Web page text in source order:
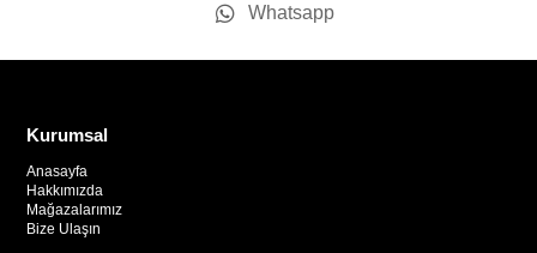
Whatsapp
Kurumsal
Anasayfa
Hakkımızda
Mağazalarımız
Bize Ulaşın